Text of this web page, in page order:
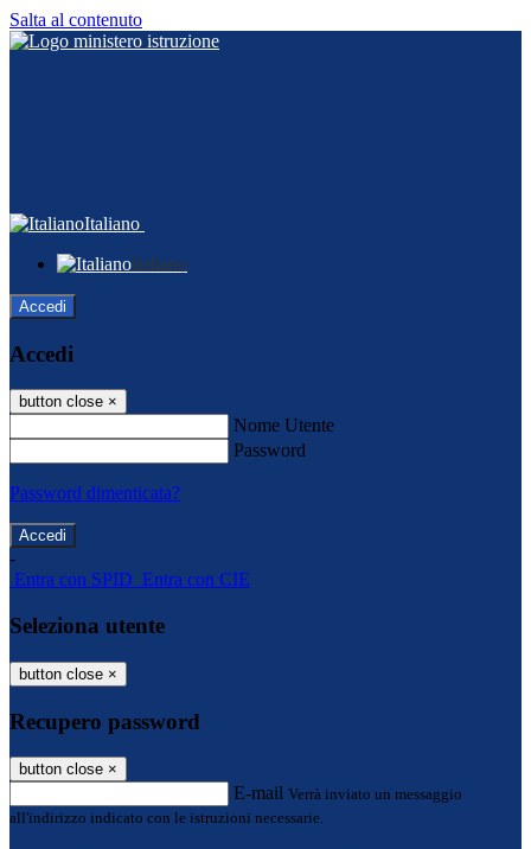
Salta al contenuto
Italiano
Italiano
Accedi
Accedi
button close ×
Nome Utente
Password
Password dimenticata?
-
Entra con SPID Entra con CIE
Seleziona utente
button close ×
Recupero password
button close ×
E-mail Verrà inviato un messaggio
all'indirizzo indicato con le istruzioni necessarie.